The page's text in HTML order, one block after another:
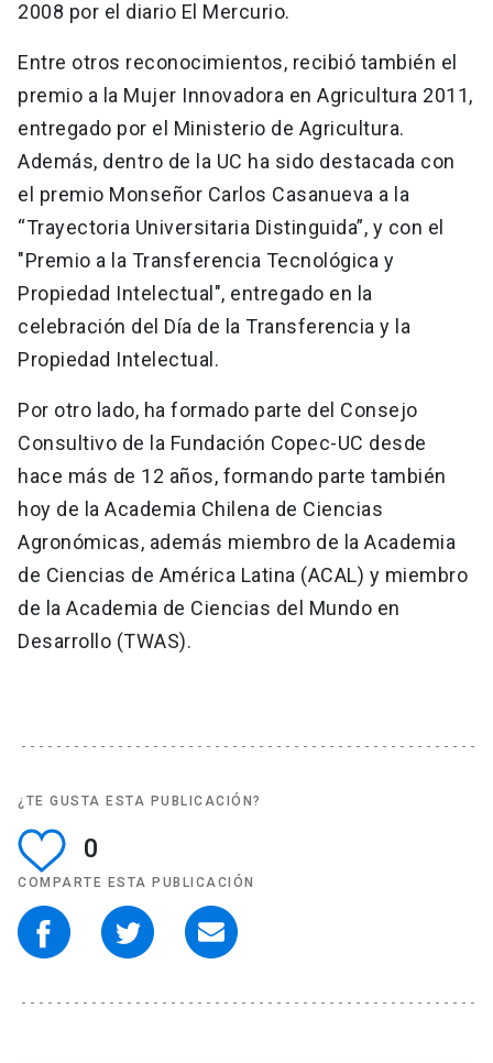
2008 por el diario El Mercurio.
Entre otros reconocimientos, recibió también el
premio a la Mujer Innovadora en Agricultura 2011,
entregado por el Ministerio de Agricultura.
Además, dentro de la UC ha sido destacada con
el premio Monseñor Carlos Casanueva a la
“Trayectoria Universitaria Distinguida”, y con el
"Premio a la Transferencia Tecnológica y
Propiedad Intelectual", entregado en la
celebración del Día de la Transferencia y la
Propiedad Intelectual.
Por otro lado, ha formado parte del Consejo
Consultivo de la Fundación Copec-UC desde
hace más de 12 años, formando parte también
hoy de la Academia Chilena de Ciencias
Agronómicas, además miembro de la Academia
de Ciencias de América Latina (ACAL) y miembro
de la Academia de Ciencias del Mundo en
Desarrollo (TWAS).
¿TE GUSTA ESTA PUBLICACIÓN?
0
COMPARTE ESTA PUBLICACIÓN